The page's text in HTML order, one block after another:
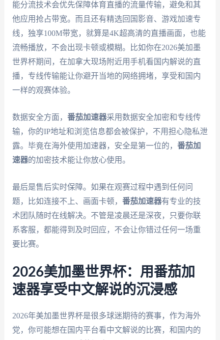
能分流技术会优先保障体育直播的流量传输，避免和其
他应用抢占带宽。而且还有精选回国影音、游戏加速专
线，独享100M带宽，就算是4K超高清的直播画面，也能
流畅播放，不会出现卡顿或模糊。比如你在2026美加墨
世界杯期间，在加拿大现场附近用手机看国内解说的直
播，专线传输能让你避开当地的网络拥堵，享受和国内
一样的观赛体验。
数据安全方面， 番茄加速器采用数据安全加密和专线传
输，你的IP地址和浏览信息都会被保护，不用担心隐私泄
露。毕竟在海外使用加速器，安全是第一位的， 番茄加
速器的加密技术能让你放心使用。
最后是售后实时保障。如果在观赛过程中遇到任何问
题，比如连接不上、画面卡顿， 番茄加速器有专业的技
术团队随时在线解决。不管是凌晨还是深夜，只要你联
系客服，都能得到及时回应，不会让你错过任何一场重
要比赛。
2026美加墨世界杯：用番茄加
速器享受中文解说的沉浸感
2026年美加墨世界杯是很多球迷期待的赛事，作为海外
党，你可能想在国内平台看中文解说的比赛，和国内的